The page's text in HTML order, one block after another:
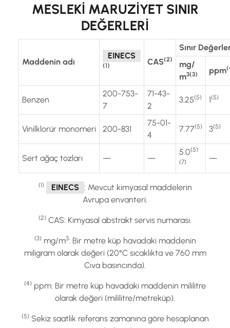
MESLEKİ MARUZİYET SINIR
DEĞERLERİ
Maddenin adı
EINECS
(1) CAS(2)
Sınır
mg/
m3(3) ppm
Benzen
200-753-
7
71-43-
2
3.25(5) 1(5)
Vinilklorür monomeri 200-831
75-01-
4
7.77(5) 3(5)
Sert ağaç tozları — —
5.0(5)
(7)
—
(1) EINECS : Mevcut kimyasal maddelerin
Avrupa envanteri.
(2) CAS: Kimyasal abstrakt servis numarası.
(3) mg/m3: Bir metre küp havadaki maddenin
miligram olarak değeri (20°C sıcaklıkta ve 760 mm
Cıva basıncında).
(4) ppm: Bir metre küp havadaki maddenin mililitre
olarak değeri (mililitre/metreküp).
(5) Sekiz saatlik referans zamanına göre hesaplanan